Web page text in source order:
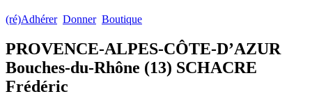
(ré)Adhérer Donner Boutique
PROVENCE-ALPES-CÔTE-D’AZUR
Bouches-du-Rhône (13) SCHACRE
Frédéric